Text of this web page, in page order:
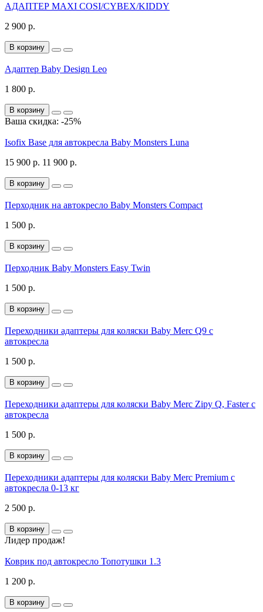
АДАПТЕР MAXI COSI/CYBEX/KIDDY
2 900 р.
В корзину
Адаптер Baby Design Leo
1 800 р.
В корзину
Ваша скидка: -25%
Isofix Base для автокресла Baby Monsters Luna
15 900 р. 11 900 р.
В корзину
Перходник на автокресло Baby Monsters Compact
1 500 р.
В корзину
Перходник Baby Monsters Easy Twin
1 500 р.
В корзину
Переходники адаптеры для коляски Baby Merc Q9 c
автокресла
1 500 р.
В корзину
Переходники адаптеры для коляски Baby Merc Zipy Q, Faster c
автокресла
1 500 р.
В корзину
Переходники адаптеры для коляски Baby Merc Premium с
автокресла 0-13 кг
2 500 р.
В корзину
Лидер продаж!
Коврик под автокресло Топотушки 1.3
1 200 р.
В корзину